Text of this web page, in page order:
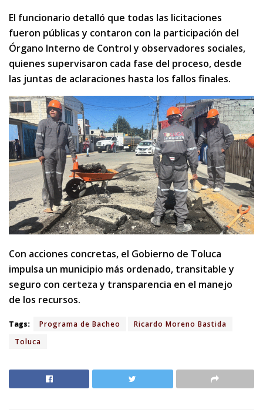
El funcionario detalló que todas las licitaciones
fueron públicas y contaron con la participación del
Órgano Interno de Control y observadores sociales,
quienes supervisaron cada fase del proceso, desde
las juntas de aclaraciones hasta los fallos finales.
Con acciones concretas, el Gobierno de Toluca
impulsa un municipio más ordenado, transitable y
seguro con certeza y transparencia en el manejo
de los recursos.
Tags: Programa de Bacheo
Ricardo Moreno Bastida
Toluca